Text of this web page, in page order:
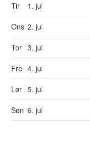
Tir 1. jul
Ons 2. jul
Tor 3. jul
Fre 4. jul
Lør 5. jul
Søn 6. jul